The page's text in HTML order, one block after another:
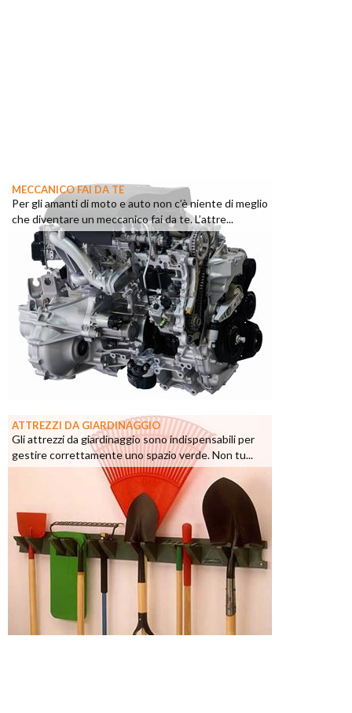
MECCANICO FAI DA TE
Per gli amanti di moto e auto non c’è niente di meglio
che diventare un meccanico fai da te. L’attre...
ATTREZZI DA GIARDINAGGIO
Gli attrezzi da giardinaggio sono indispensabili per
gestire correttamente uno spazio verde. Non tu...